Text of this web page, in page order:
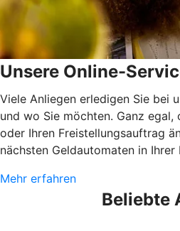
Unsere Online-
Viele Anliegen erledigen Sie bei
und wo Sie möchten. Ganz
oder Ihren Freistellungsauftrag
nächsten Geldautomaten in Ihrer
Mehr erfahren
Beliebte